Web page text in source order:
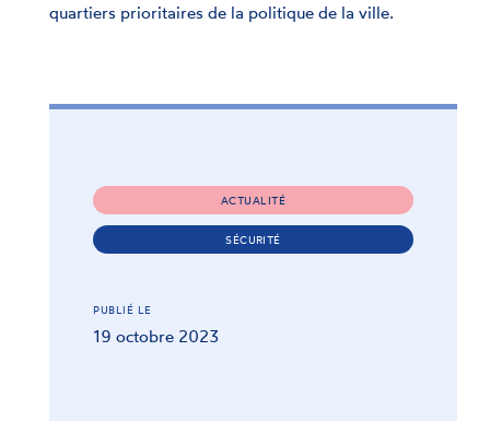
quartiers prioritaires de la politique de la ville.
ACTUALITÉ
SÉCURITÉ
PUBLIÉ LE
19 octobre 2023